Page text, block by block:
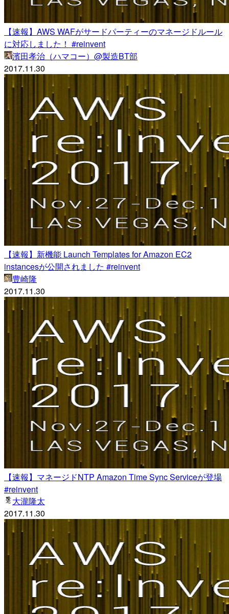
【速報】AWS WAFがサードパーティーのマネージドルール
に対応しました！ #reinvent
濱田孝治（ハマコー）@製造BT部
2017.11.30
【速報】新機能 Launch Templates for Amazon EC2
instancesが公開されました #reinvent
豊崎隆
2017.11.30
【速報】マネージドNTP Amazon Time Sync Serviceが登場
#reinvent
大瀧隆太
2017.11.30